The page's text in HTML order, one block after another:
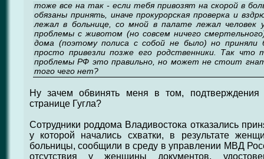
тоже все на так - если тебя привозят на скорой в
обязаны принять, иначе прокурорская проверка и
лежал в больнице, со мной в палате лежал человек
проблемы с животом (но совсем ничего
дома (поэтому полиса с собой не было) но приняли
просто привезли позже его родственники. Так
проблемы РФ это правильно, но может не стоит
того чего нет?
Ну зачем обвинять меня в том,
странице Гугла?
Сотрудники роддома Владивостока отказались
у которой начались схватки, в результате
больницы, сообщили в среду в управлении МВД
отсутствия у женщины документов,